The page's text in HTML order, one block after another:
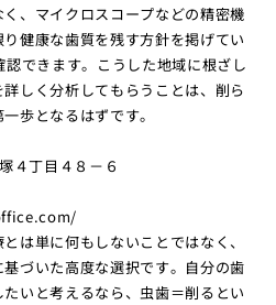
、マイクロスコープなどの精密機
健康な歯質を残す方針を掲げてい
できます。こうした地域に根ざし
しく分析してもらうことは、削ら
歩となるはずです。
４丁目４８－６
は単に何もしないことではなく、
づいた高度な選択です。自分の歯
いと考えるなら、虫歯＝削るとい